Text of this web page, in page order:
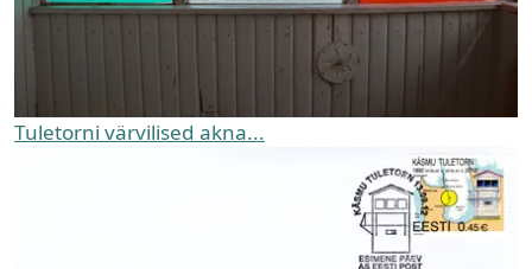
Tuletorni värvilised akna...